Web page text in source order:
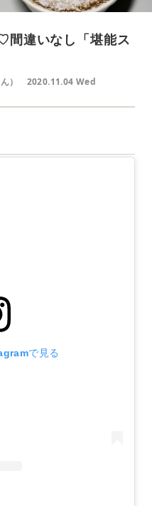
間違いなし「堪能ス
） 2020.11.04 Wed
で見る